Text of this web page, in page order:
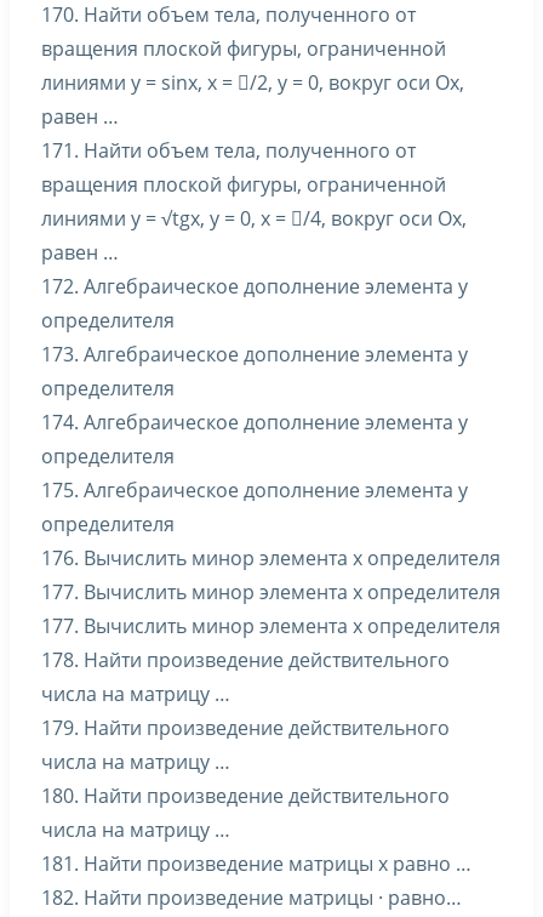
170. Найти объем тела, полученного от
вращения плоской фигуры, ограниченной
линиями y = sinx, x = /2, y = 0, вокруг оси Ox,
равен …
171. Найти объем тела, полученного от
вращения плоской фигуры, ограниченной
линиями y = √tgx, y = 0, x = /4, вокруг оси Ox,
равен …
172. Алгебраическое дополнение элемента y
определителя
173. Алгебраическое дополнение элемента y
определителя
174. Алгебраическое дополнение элемента y
определителя
175. Алгебраическое дополнение элемента y
определителя
176. Вычислить минор элемента x определителя
177. Вычислить минор элемента x определителя
177. Вычислить минор элемента x определителя
178. Найти произведение действительного
числа на матрицу …
179. Найти произведение действительного
числа на матрицу …
180. Найти произведение действительного
числа на матрицу …
181. Найти произведение матрицы x равно …
182. Найти произведение матрицы · равно…